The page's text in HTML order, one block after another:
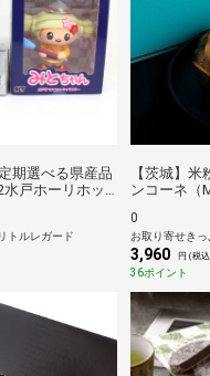
期選べる県産品
戸ホーリホッ
みとちゃん」
ュア
トルレガード
【茨城】米
ンコーネ（
物 ギフト
たせ
0
お取り寄せきっ
3,960 円 (税
36ポイント